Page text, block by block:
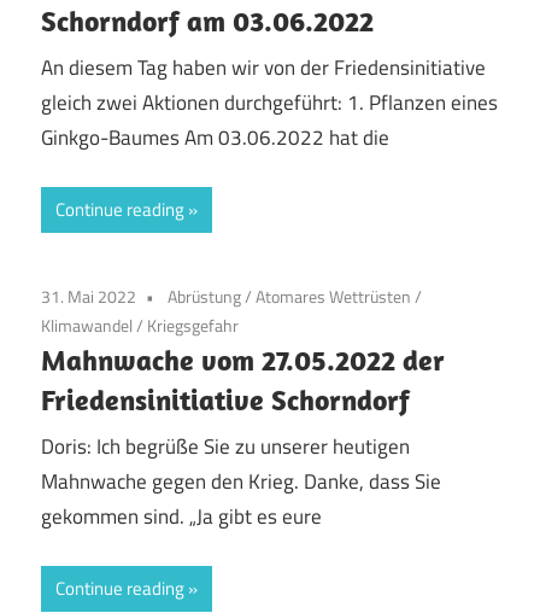
Schorndorf am 03.06.2022
An diesem Tag haben wir von der Friedensinitiative
gleich zwei Aktionen durchgeführt: 1. Pflanzen eines
Ginkgo-Baumes Am 03.06.2022 hat die
Continue reading
31. Mai 2022 Abrüstung/Atomares Wettrüsten/
Klimawandel/ Kriegsgefahr
Mahnwache vom 27.05.2022 der
Friedensinitiative Schorndorf
Doris: Ich begrüße Sie zu unserer heutigen
Mahnwache gegen den Krieg. Danke, dass Sie
gekommen sind. „Ja gibt es eure
Continue reading